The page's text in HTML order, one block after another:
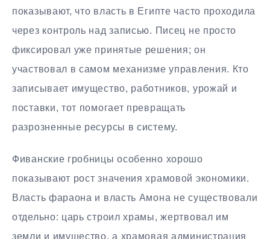
показывают, что власть в Египте часто проходила
через контроль над записью. Писец не просто
фиксировал уже принятые решения; он
участвовал в самом механизме управления. Кто
записывает имущество, работников, урожай и
поставки, тот помогает превращать
разрозненные ресурсы в систему.
Фиванские гробницы особенно хорошо
показывают рост значения храмовой экономики.
Власть фараона и власть Амона не существовали
отдельно: царь строил храмы, жертвовал им
земли и имущество, а храмовая администрация